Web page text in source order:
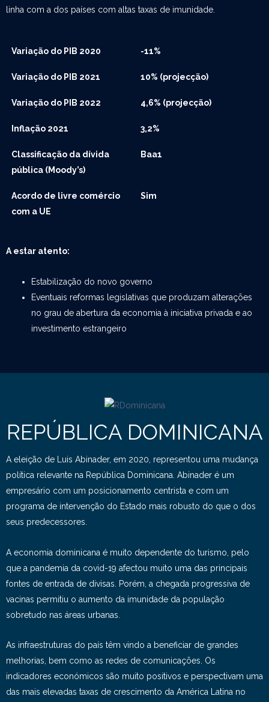
linha com a dos países com altas taxas de imunidade.
Variação do PIB 2020 -11%
Variação do PIB 2021 10% (projecção)
Variação do PIB 2022 4,6% (projecção)
Inflação 2021 3,2%
Classificação da dívida
pública (Moody’s)
Baa1
Acordo de livre comércio
com a UE
Sim
A estar atento:
Estabilização do novo governo
Eventuais reformas legislativas que produzam alterações
no grau de abertura da economia à iniciativa privada e ao
investimento estrangeiro
REPÚBLICA DOMINICANA
A eleição de Luis Abinader, em 2020, representou uma mudança
política relevante na República Dominicana. Abinader é um
empresário com um posicionamento centrista e com um
programa de intervenção do Estado mais robusto do que o dos
seus predecessores.
A economia dominicana é muito dependente do turismo, pelo
que a pandemia da covid-19 afectou muito uma das principais
fontes de entrada de divisas. Porém, a chegada progressiva de
vacinas permitiu o aumento da imunidade da população
sobretudo nas áreas urbanas.
As infraestruturas do país têm vindo a beneficiar de grandes
melhorias, bem como as redes de comunicações. Os
indicadores económicos são muito positivos e perspectivam uma
das mais elevadas taxas de crescimento da América Latina no